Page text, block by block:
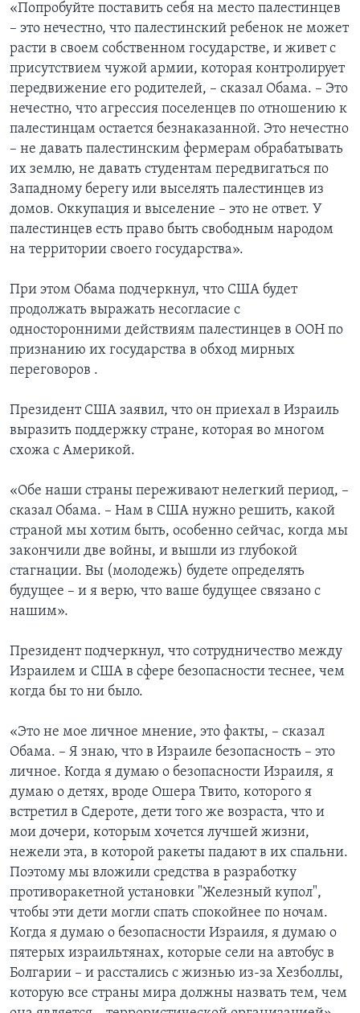
«Попробуйте поставить себя на место палестинцев
– это нечестно, что палестинский ребенок не может
расти в своем собственном государстве, и живет с
присутствием чужой армии, которая контролирует
передвижение его родителей, – сказал Обама. – Это
нечестно, что агрессия поселенцев по отношению к
палестинцам остается безнаказанной. Это нечестно
– не давать палестинским фермерам обрабатывать
их землю, не давать студентам передвигаться по
Западному берегу или выселять палестинцев из
домов. Оккупация и выселение – это не ответ. У
палестинцев есть право быть свободным народом
на территории своего государства».
При этом Обама подчеркнул, что США будет
продолжать выражать несогласие с
односторонними действиям палестинцев в ООН по
признанию их государства в обход мирных
переговоров .
Президент США заявил, что он приехал в Израиль
выразить поддержку стране, которая во многом
схожа с Америкой.
«Обе наши страны переживают нелегкий период, –
сказал Обама. – Нам в США нужно решить, какой
страной мы хотим быть, особенно сейчас, когда мы
закончили две войны, и вышли из глубокой
стагнации. Вы (молодежь) будете определять
будущее – и я верю, что ваше будущее связано с
нашим».
Президент подчеркнул, что сотрудничество между
Израилем и США в сфере безопасности теснее, чем
когда бы то ни было.
«Это не мое личное мнение, это факты, – сказал
Обама. – Я знаю, что в Израиле безопасность – это
личное. Когда я думаю о безопасности Израиля, я
думаю о детях, вроде Ошера Твито, которого я
встретил в Сдероте, дети того же возраста, что и
мои дочери, которым хочется лучшей жизни,
нежели эта, в которой ракеты падают в их спальни.
Поэтому мы вложили средства в разработку
противоракетной установки "Железный купол",
чтобы эти дети могли спать спокойнее по ночам.
Когда я думаю о безопасности Израиля, я думаю о
пятерых израильтянах, которые сели на автобус в
Болгарии – и расстались с жизнью из-за Хезболлы,
которую все страны мира должны назвать тем, чем